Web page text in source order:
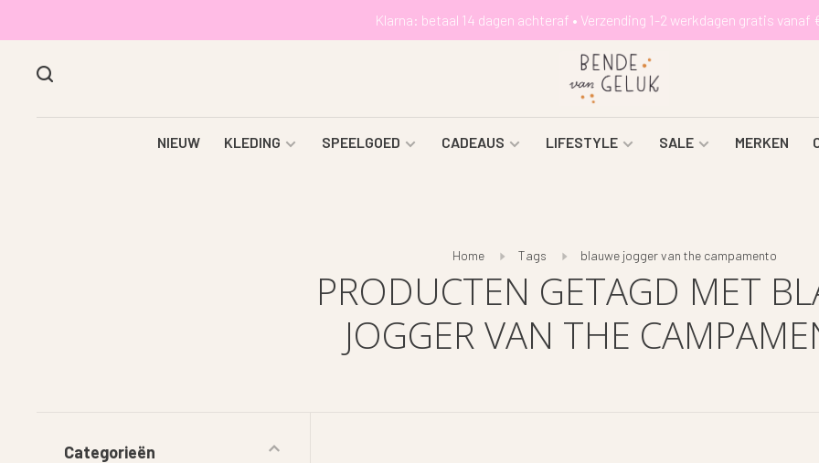
Klarna: betaal 14 dagen achteraf • Verzending 1-2 werkdagen gratis vanaf
NIEUW KLEDING SPEELGOED CADEAUS LIFESTYLE SALE MERKEN
Home Tags blauwe jogger van the campamento
PRODUCTEN GETAGD MET
JOGGER VAN THE
Categorieën